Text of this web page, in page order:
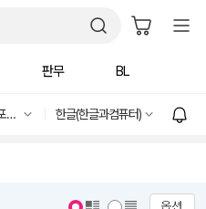
판무 BL
오피스(엑셀/파워포인트) 한글(한글과컴퓨터)